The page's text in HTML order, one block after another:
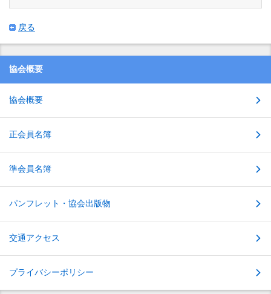
戻る
協会概要
協会概要
正会員名簿
準会員名簿
パンフレット・協会出版物
交通アクセス
プライバシーポリシー